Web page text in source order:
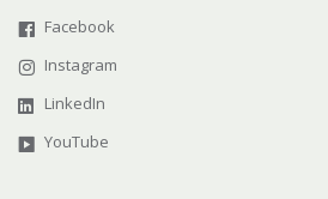
Facebook
Instagram
LinkedIn
YouTube